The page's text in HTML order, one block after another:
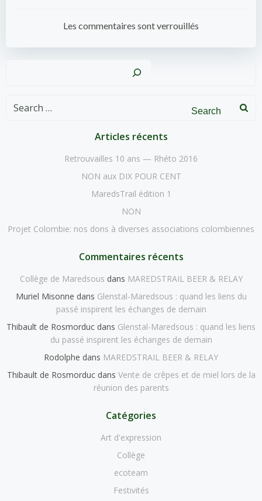
navigationnavigation
Les commentaires sont verrouillés
Search
Articles récents
Retrouvailles 10 ans — Rhéto 2016
NON aux DIX POUR CENT
MaredsTrail édition 1
NON
Projet Colombie: nos dons à diverses associations colombiennes
Commentaires récents
Collège de Maredsous dans MAREDSTRAIL BEER & RELAY
Muriel Misonne dans Glenstal-Maredsous : quand les liens du
passé inspirent les échanges de demain
Thibault de Rosmorduc dans Glenstal-Maredsous : quand les liens
du passé inspirent les échanges de demain
Rodolphe dans MAREDSTRAIL BEER & RELAY
Thibault de Rosmorducdans Vente de crêpes et de miel lors de la
réunion des parents
Catégories
Art d'expression
Collège
ecoteam
Festivités